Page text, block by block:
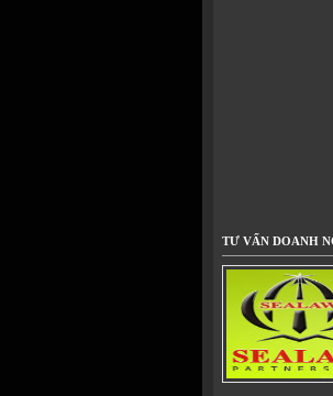
TƯ VẤN DOANH